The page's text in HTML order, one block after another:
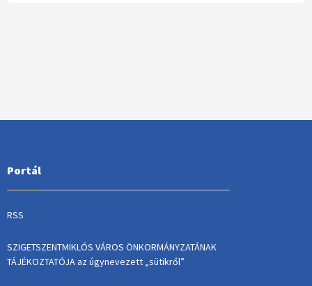
Portál
RSS
SZIGETSZENTMIKLÓS VÁROS ÖNKORMÁNYZATÁNAK
TÁJÉKOZTATÓJA az úgynevezett „sütikről”